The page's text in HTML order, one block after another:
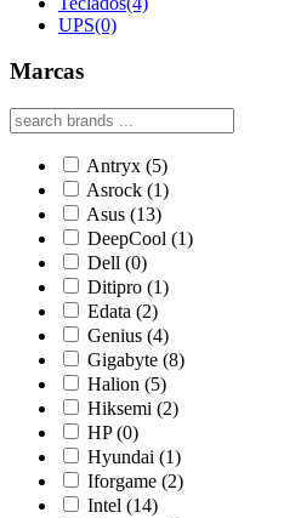
UPS(0)
Marcas
Antryx (5)
Asrock (1)
Asus (13)
DeepCool (1)
Dell (0)
Ditipro (1)
Edata (2)
Genius (4)
Gigabyte (8)
Halion (5)
Hiksemi (2)
HP(0)
Hyundai (1)
Iforgame (2)
Intel (14)